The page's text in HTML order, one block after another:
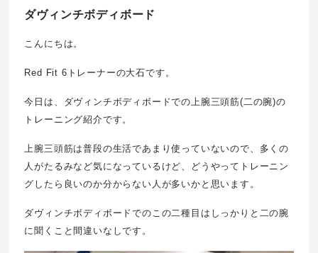
ダヴィンチボディボード
こんにちは。
Red Fit 6トレーナーの大石です。
今日は、ダヴィンチボディボードでの上腕三頭筋(二の腕)の
トレーニング紹介です。
上腕三頭筋は普段の生活であまり使っていないので、多くの
人がたるみなど気になっているけど、どうやってトレーニン
グしたら良いのか分からない人が多いかと思います。
ダヴィンチボディボードでのこの二種目はしっかりと二の腕
に聞くこと間違いなしです。